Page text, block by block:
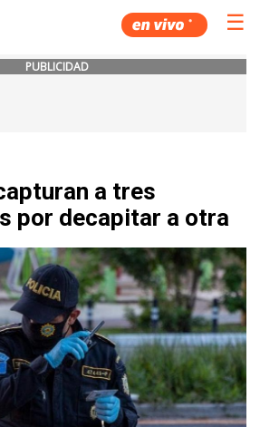
☰
PUBLICIDAD
a tres
por decapitar a otra